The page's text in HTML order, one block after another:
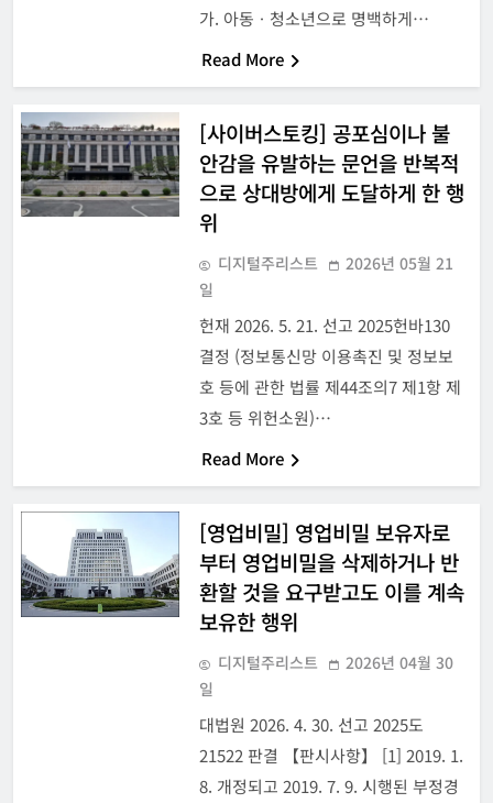
가. 아동ㆍ청소년으로 명백하게…
Read More
[사이버스토킹] 공포심이나 불
안감을 유발하는 문언을 반복적
으로 상대방에게 도달하게 한 행
위
디지털주리스트
2026년 05월 21
일
헌재 2026. 5. 21. 선고 2025헌바130
결정 (정보통신망 이용촉진 및 정보보
호 등에 관한 법률 제44조의7 제1항 제
3호 등 위헌소원)…
Read More
[영업비밀] 영업비밀 보유자로
부터 영업비밀을 삭제하거나 반
환할 것을 요구받고도 이를 계속
보유한 행위
디지털주리스트
2026년 04월 30
일
대법원 2026. 4. 30. 선고 2025도
21522 판결 【판시사항】 [1] 2019. 1.
8. 개정되고 2019. 7. 9. 시행된 부정경